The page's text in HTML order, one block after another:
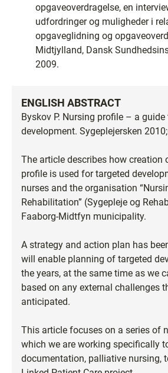
opgaveoverdragelse, en
udfordringer og muligheder i
opgaveglidning og
Midtjylland, Dansk
2009.
ENGLISH ABSTRACT
Byskov P. Nursing profile – a guide
development. Sygeplejersken
The article describes how creation
profile is used for targeted
nurses and the organisation
Rehabilitation” (Sygepleje og
Faaborg-Midtfyn municipality.
A strategy and action plan has
will enable planning of targeted
the years, at the same time as we
based on any external challenges
anticipated.
This article focuses on a series of
which we are working specifically
documentation, palliative nursing,